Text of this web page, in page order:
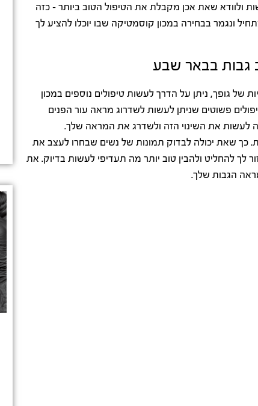
ולוודא שאת אכן מקבלת את הטיפול הטוב ביותר – כזה
ונגמר בבחירה במכון קוסמטיקה שבו יוכלו להציע לך
גבות בבאר שבע
גופך, ניתן על הדרך לעשות טיפולים נוספים במכון
פשוטים שניתן לעשות לשדרוג מראה עור הפנים
לעשות את השינוי הזה ולשדרג את המראה שלך.
כך שאת יכולה לבדוק תמונות של נשים שבחרו לעצב את
לך להחליט ולהבין טוב יותר מה תעדיפי לעשות בדיוק. את
הגבות שלך.